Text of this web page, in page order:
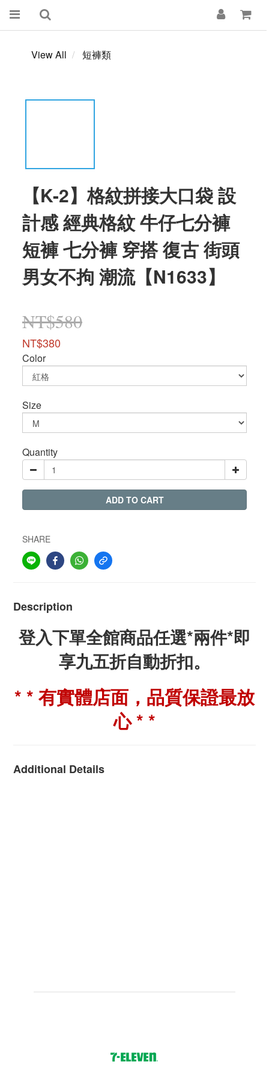
View All 短褲類
【K-2】格紋拼接大口袋 設
計感 經典格紋 牛仔七分褲
短褲 七分褲 穿搭 復古 街頭
男女不拘 潮流【N1633】
NT$580
NT$380
Color
Size
Quantity
ADD TO CART
SHARE
Description
登入下單全館商品任選*兩件*即
享九五折自動折扣。
* * 有實體店面，品質保證最放
心 * *
Additional Details